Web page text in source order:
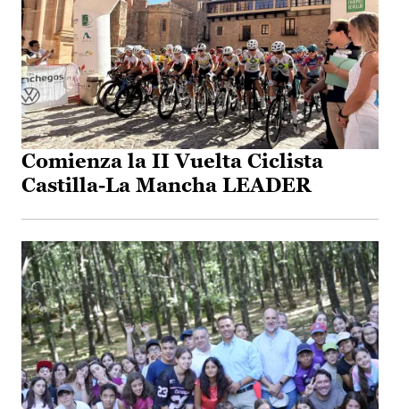
Comienza la II Vuelta Ciclista
Castilla-La Mancha LEADER